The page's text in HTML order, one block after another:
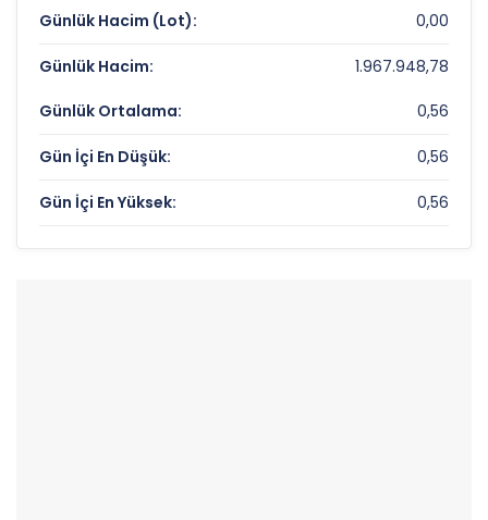
Günlük Hacim (Lot): 0,00
Günlük Hacim: 1.967.948,78
Günlük Ortalama: 0,56
Gün İçi En Düşük: 0,56
Gün İçi En Yüksek: 0,56